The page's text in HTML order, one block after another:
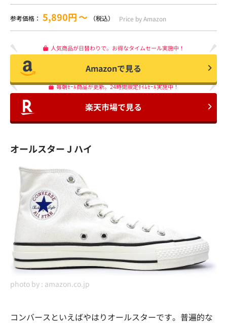
参考価格： 5,890円〜 （税込） Price by Amazon
人気商品が日替わりで。お得なタイムセール実施中！
Amazonで見る
毎朝ｾｰﾙ商品が更新。24時間限定ﾀｲﾑｾｰﾙ実施中！
楽天市場で見る
オールスター J ハイ
photo by : amazon.co.jp
コンバースといえばやはりオールスターです。普遍的な